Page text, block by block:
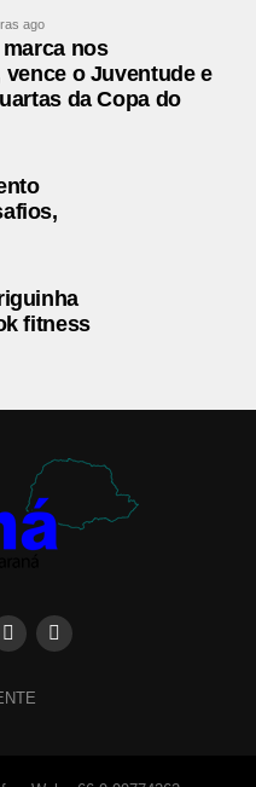
ago
nos
o Juventude e
da Copa do
fitness